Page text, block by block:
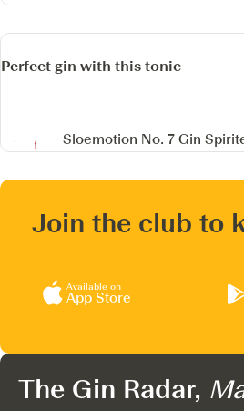
Perfect gin with this tonic
Sloemotion No. 7 Gin
Join the club to
Available on
App Store
The Gin Radar,